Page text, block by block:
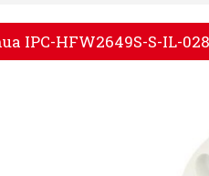
IPC-HFW2649S-S-IL-